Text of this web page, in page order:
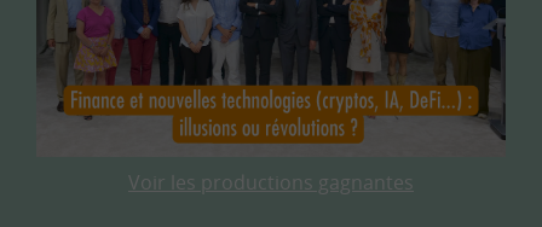
Voir les productions gagnantes